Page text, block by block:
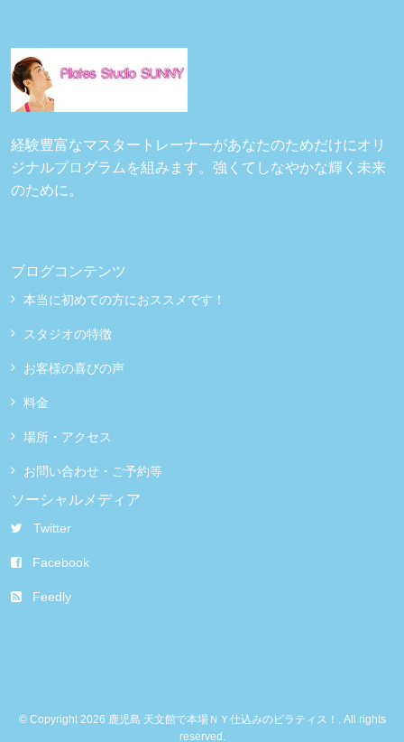
経験豊富なマスタートレーナーがあなたのためだけにオリ
ジナルプログラムを組みます。強くてしなやかな輝く未来
のために。
ブログコンテンツ
本当に初めての方におススメです！
スタジオの特徴
お客様の喜びの声
料金
場所・アクセス
お問い合わせ・ご予約等
ソーシャルメディア
Twitter
Facebook
Feedly
© Copyright 2026 鹿児島 天文館で本場ＮＹ仕込みのピラティス！. All rights
reserved.